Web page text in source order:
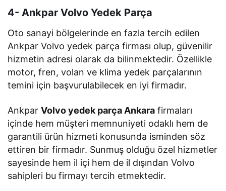
4- Ankpar Volvo Yedek Parça
Oto sanayi bölgelerinde en fazla tercih edilen
Ankpar Volvo yedek parça firması olup, güvenilir
hizmetin adresi olarak da bilinmektedir. Özellikle
motor, fren, volan ve klima yedek parçalarının
temini için başvurulabilecek en iyi firmadır.
AnkparVolvo yedek parça Ankara firmaları
içinde hem müşteri memnuniyeti odaklı hem de
garantili ürün hizmeti konusunda isminden söz
ettiren bir firmadır. Sunmuş olduğu özel hizmetler
sayesinde hem il içi hem de il dışından Volvo
sahipleri bu firmayı tercih etmektedir.